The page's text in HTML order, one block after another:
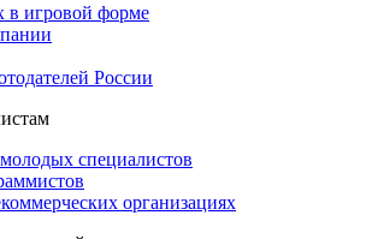
в игровой форме
России
специалистов
организациях